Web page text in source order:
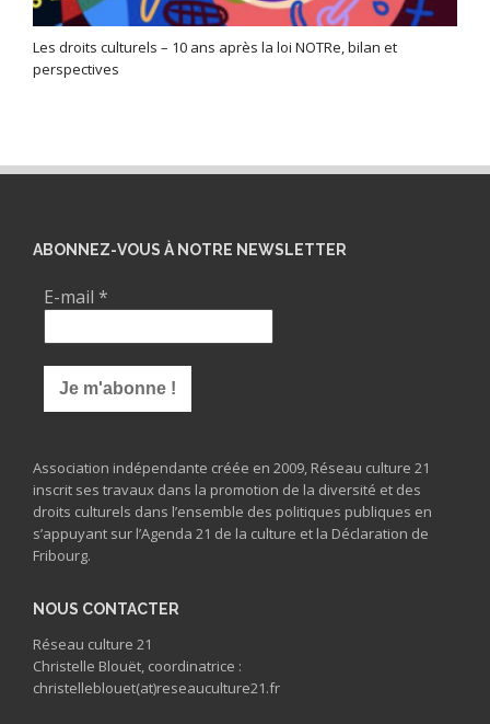
Les droits culturels – 10 ans après la loi NOTRe, bilan et
perspectives
ABONNEZ-VOUS À NOTRE NEWSLETTER
E-mail *
Association indépendante créée en 2009, Réseau culture 21
inscrit ses travaux dans la promotion de la diversité et des
droits culturels dans l’ensemble des politiques publiques en
s’appuyant sur l’Agenda 21 de la culture et la Déclaration de
Fribourg.
NOUS CONTACTER
Réseau culture 21
Christelle Blouët, coordinatrice :
christelleblouet(at)reseauculture21.fr